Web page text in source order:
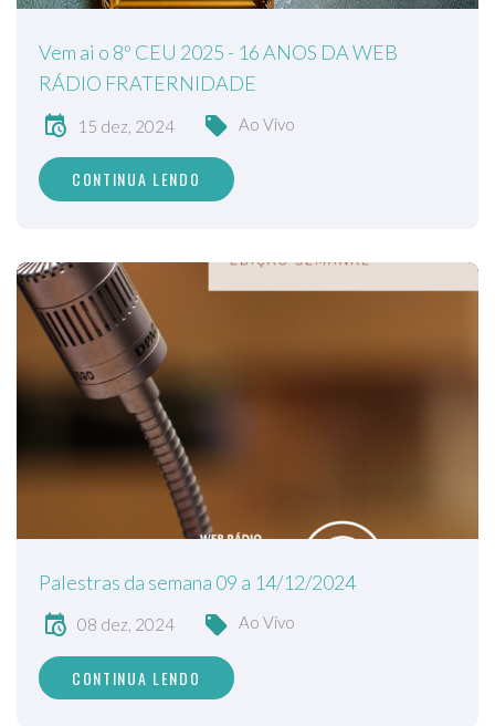
Vem ai o 8º CEU 2025 - 16 ANOS DA WEB
RÁDIO FRATERNIDADE
15 dez, 2024 Ao Vivo
CONTINUA LENDO
Palestras da semana 09 a 14/12/2024
08 dez, 2024 Ao Vivo
CONTINUA LENDO